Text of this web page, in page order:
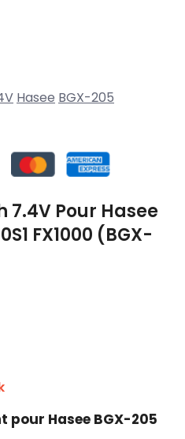
Hasee BGX-205
7.4V Pour Hasee
FX1000 (BGX-
pour Hasee BGX-205